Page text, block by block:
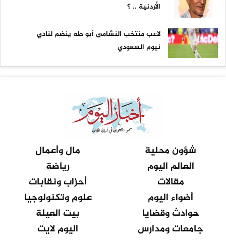
الأردنية .. ؟
لاعب منتخب النشامى أبو طه ينضم لنادي
نيوم السعودي
شؤون محلية
مال وأعمال
العالم اليوم
رياضة
مقالات
أحزاب ونقابات
أضواء اليوم
علوم وتكنولوجيا
حوادث وقضايا
بيت العيلة
جامعات ومدارس
اليوم لايت